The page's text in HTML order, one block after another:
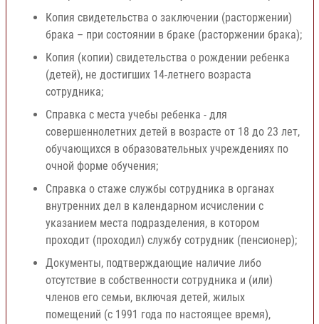
Копия свидетельства о заключении (расторжении)
брака – при состоянии в браке (расторжении брака);
Копия (копии) свидетельства о рождении ребенка
(детей), не достигших 14-летнего возраста
сотрудника;
Справка с места учебы ребенка - для
совершеннолетних детей в возрасте от 18 до 23 лет,
обучающихся в образовательных учреждениях по
очной форме обучения;
Справка о стаже службы сотрудника в органах
внутренних дел в календарном исчислении с
указанием места подразделения, в котором
проходит (проходил) службу сотрудник (пенсионер);
Документы, подтверждающие наличие либо
отсутствие в собственности сотрудника и (или)
членов его семьи, включая детей, жилых
помещений (с 1991 года по настоящее время),